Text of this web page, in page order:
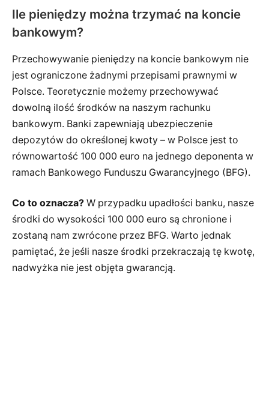
Ile pieniędzy można trzymać na koncie
bankowym?
Przechowywanie pieniędzy na koncie bankowym nie
jest ograniczone żadnymi przepisami prawnymi w
Polsce. Teoretycznie możemy przechowywać
dowolną ilość środków na naszym rachunku
bankowym. Banki zapewniają ubezpieczenie
depozytów do określonej kwoty – w Polsce jest to
równowartość 100 000 euro na jednego deponenta w
ramach Bankowego Funduszu Gwarancyjnego (BFG).
Co to oznacza? W przypadku upadłości banku, nasze
środki do wysokości 100 000 euro są chronione i
zostaną nam zwrócone przez BFG. Warto jednak
pamiętać, że jeśli nasze środki przekraczają tę kwotę,
nadwyżka nie jest objęta gwarancją.